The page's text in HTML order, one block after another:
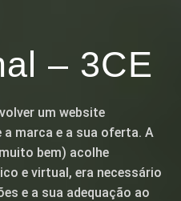
– 3CE
um website
marca e a sua oferta. A
bem) acolhe
e virtual, era necessário
e a sua adequação ao